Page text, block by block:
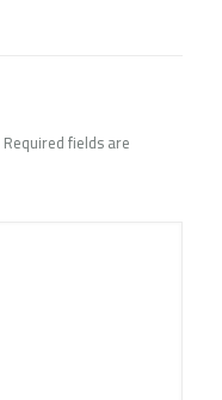
Required fields are